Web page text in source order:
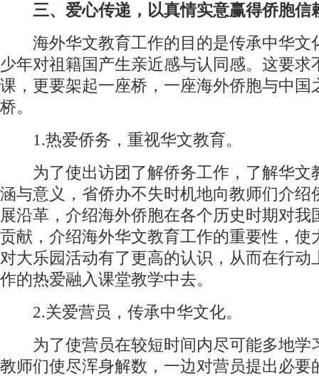
三、爱心传递，以真情实意赢得侨胞信
海外华文教育工作的目的是传承中华文
少年对祖籍国产生亲近感与认同感。这要求
课，更要架起一座桥，一座海外侨胞与中国
桥。
1.热爱侨务，重视华文教育。
为了使出访团了解侨务工作，了解华文
涵与意义，省侨办不失时机地向教师们介绍
展沿革，介绍海外侨胞在各个历史时期对我
贡献，介绍海外华文教育工作的重要性，使
对大乐园活动有了更高的认识，从而在行动
作的热爱融入课堂教学中去。
2.关爱营员，传承中华文化。
为了使营员在较短时间内尽可能多地学
教师们使尽浑身解数，一边对营员提出必要